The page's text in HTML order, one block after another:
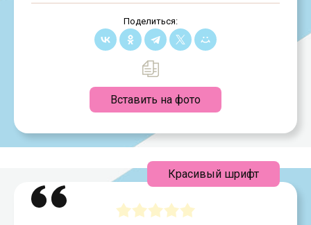
Поделиться:
Вставить на фото
Красивый шрифт